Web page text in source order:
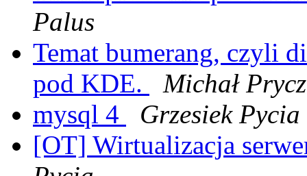
Palus
Temat bumerang, czyli
pod KDE.
Michał
mysql 4
Grzesiek Pycia
[OT] Wirtualizacja